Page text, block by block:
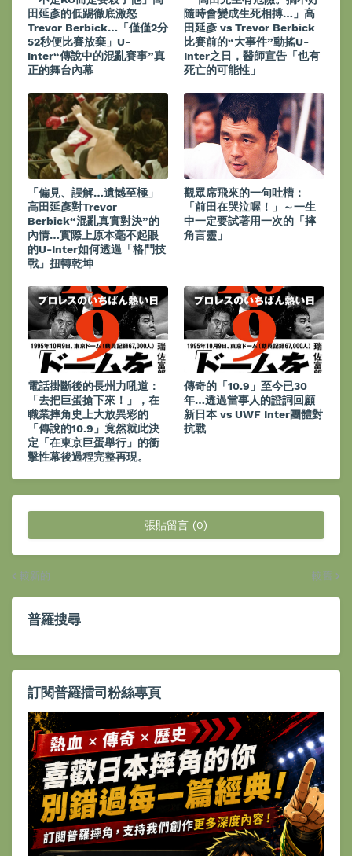
田延彥的低踢徹底激怒
Trevor Berbick…「僅僅2分
52秒便比賽放棄」U-
Inter“傳說中的混亂賽事”真
正的舞台內幕
隨時會變成生死相搏…」高
田延彥 vs Trevor Berbick
比賽前的“大事件”動搖U-
Inter之日，醫師宣告「也有
死亡的可能性」
「偏見、誤解…遺憾至極」
高田延彥對Trevor
Berbick“混亂真實對決”的
內情…實際上原本毫不起眼
的U-Inter如何透過「格鬥技
戰」扭轉乾坤
觀眾席飛來的一句吐槽：
「前田在哭泣喔！」～一生
中一定要試著用一次的「摔
角言靈」
電話掛斷後的長州力吼道：
「去把巨蛋搶下來！」，在
職業摔角史上大放異彩的
「傳說的10.9」竟然就此決
定「在東京巨蛋舉行」的衝
擊性幕後過程完整再現。
傳奇的「10.9」至今已30
年…透過當事人的證詞回顧
新日本 vs UWF Inter團體對
抗戰
張貼留言 (0)
較新的 較舊
普羅搜尋
訂閱普羅擂司粉絲專頁